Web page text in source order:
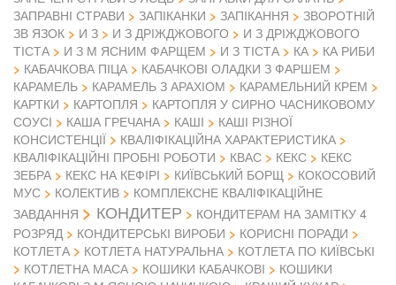
ЗАПРАВНІ СТРАВИ
ЗАПІКАНКИ ЗАПІКАННЯ
ЗВОРОТНІЙ
ЗВ ЯЗОК
И З И З ДРІЖДЖОВОГО
И З ДРІЖДЖОВОГО
ТІСТА
И З М ЯСНИМ ФАРЩЕМ И З ТІСТА КА
КА РИБИ
КАБАЧКОВА ПІЦА
КАБАЧКОВІ ОЛАДКИ З ФАРШЕМ
КАРАМЕЛЬ
КАРАМЕЛЬ З АРАХІОМ
КАРАМЕЛЬНИЙ КРЕМ
КАРТКИ
КАРТОПЛЯ
КАРТОПЛЯ У СИРНО ЧАСНИКОВОМУ
СОУСІ
КАША ГРЕЧАНА КАШІ
КАШІ РІЗНОЇ
КОНСИСТЕНЦІЇ
КВАЛІФІКАЦІЙНА ХАРАКТЕРИСТИКА
КВАЛІФІКАЦІЙНІ ПРОБНІ РОБОТИ
КВАС КЕКС
КЕКС
ЗЕБРА
КЕКС НА КЕФІРІ КИЇВСЬКИЙ БОРЩ
КОКОСОВИЙ
МУС
КОЛЕКТИВ
КОМПЛЕКСНЕ КВАЛІФІКАЦІЙНЕ
ЗАВДАННЯ
КОНДИТЕР
КОНДИТЕРАМ НА ЗАМІТКУ 4
РОЗРЯД
КОНДИТЕРСЬКІ ВИРОБИ
КОРИСНІ ПОРАДИ
КОТЛЕТА
КОТЛЕТА НАТУРАЛЬНА
КОТЛЕТА ПО КИЇВСЬКІ
КОТЛЕТНА МАСА
КОШИКИ КАБАЧКОВІ
КОШИКИ